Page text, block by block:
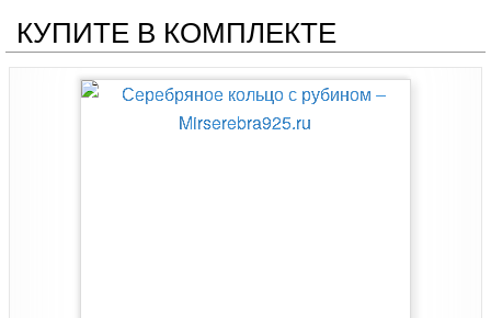
КУПИТЕ В КОМПЛЕКТЕ